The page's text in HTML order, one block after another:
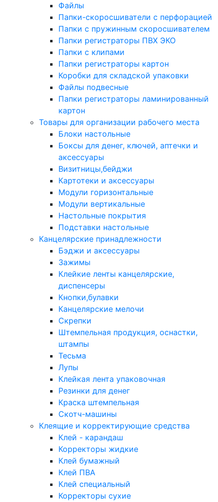
Файлы
Папки-скоросшиватели с перфорацией
Папки с пружинным скоросшивателем
Папки регистраторы ПВХ ЭКО
Папки с клипами
Папки регистраторы картон
Коробки для складской упаковки
Файлы подвесные
Папки регистраторы ламинированный
картон
Товары для организации рабочего места
Блоки настольные
Боксы для денег, ключей, аптечки и
аксессуары
Визитницы,бейджи
Картотеки и аксессуары
Модули горизонтальные
Модули вертикальные
Настольные покрытия
Подставки настольные
Канцелярские принадлежности
Бэджи и аксессуары
Зажимы
Клейкие ленты канцелярские,
диспенсеры
Кнопки,булавки
Канцелярские мелочи
Скрепки
Штемпельная продукция, оснастки,
штампы
Тесьма
Лупы
Клейкая лента упаковочная
Резинки для денег
Краска штемпельная
Скотч-машины
Клеящие и корректирующие средства
Клей - карандаш
Корректоры жидкие
Клей бумажный
Клей ПВА
Клей специальный
Корректоры сухие